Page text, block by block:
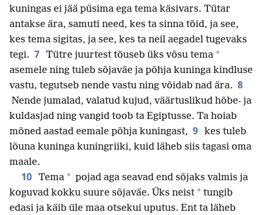
kuningas ei jää püsima ega tema käsivars. Tütar
antakse ära, samuti need, kes ta sinna tõid, ja see,
kes tema sigitas, ja see, kes ta neil aegadel tugevaks
tegi. 7 Tütre juurtest tõuseb üks võsu tema *
asemele ning tuleb sõjaväe ja põhja kuninga kindluse
vastu, tegutseb nende vastu ning võidab nad ära. 8
Nende jumalad, valatud kujud, väärtuslikud hõbe- ja
kuldasjad ning vangid toob ta Egiptusse. Ta hoiab
mõned aastad eemale põhja kuningast, 9 kes tuleb
lõuna kuninga kuningriiki, kuid läheb siis tagasi oma
maale.
10 Tema * pojad aga seavad end sõjaks valmis ja
koguvad kokku suure sõjaväe. Üks neist * tungib
edasi ja käib üle maa otsekui uputus. Ent ta läheb